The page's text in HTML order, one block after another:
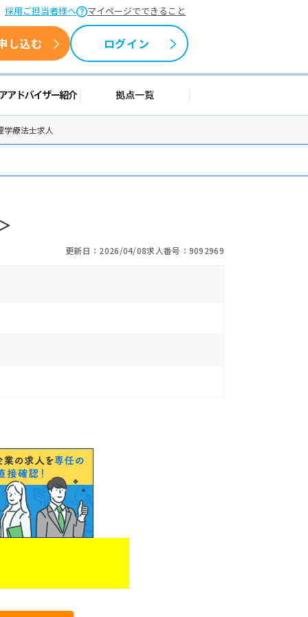
採用ご担当者様へ マイページでできること
し込む ログイン
情報 キャリアアドバイザー紹介拠点一覧
学療法士求人
更新日：2026/04/08求人番号：9092969